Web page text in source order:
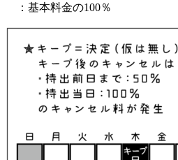
：基本料金の100％